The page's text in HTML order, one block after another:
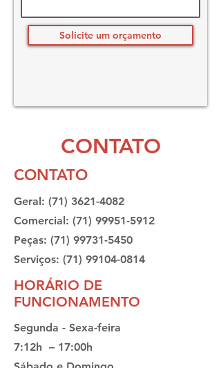
Solicite um orçamento
CONTATO
CONTATO
Geral: (71) 3621-4082
Comercial: (71) 99951-5912
Peças: (71) 99731-5450
Serviços: (71) 99104-0814
HORÁRIO DE
FUNCIONAMENTO
Segunda - Sexa-feira
7:12h – 17:00h